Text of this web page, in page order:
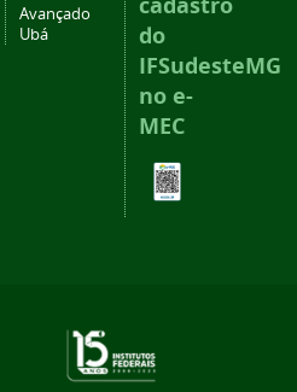
Avançado
Ubá
do
IFSudesteMG
no e-
MEC